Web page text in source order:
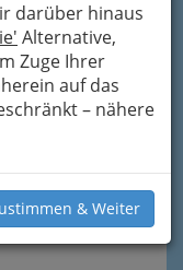
darüber hinaus
Alternative,
Zuge Ihrer
auf das
– nähere
& Weiter
senden